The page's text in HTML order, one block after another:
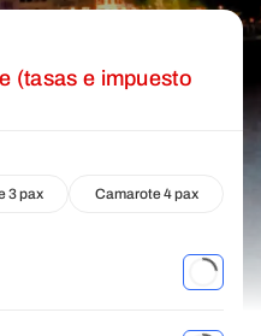
(tasas e impuesto
3 pax Camarote 4 pax